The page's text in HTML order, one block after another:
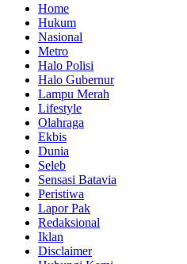
Home
Hukum
Nasional
Metro
Halo Polisi
Halo Gubernur
Lampu Merah
Lifestyle
Olahraga
Ekbis
Dunia
Seleb
Sensasi Batavia
Peristiwa
Lapor Pak
Redaksional
Iklan
Disclaimer